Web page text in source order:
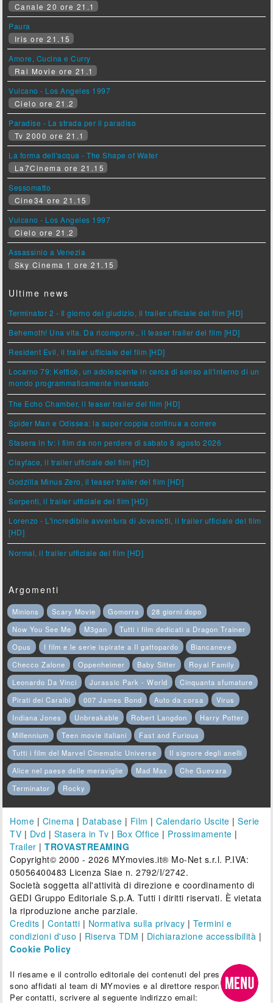
Canale 20 ore 21.1
Paura
Iris ore 21.15
Amore, Cucina e Curry
Rai Movie ore 21.1
Vulcano - Los Angeles 1997
Cielo ore 21.2
Paradise - La strada per il paradiso
Tv 2000 ore 21.1
La forma dell'acqua - The Shape of Water
La7Cinema ore 21.15
Sessomatto
Cine34 ore 21.15
Vulcano - Los Angeles 1997
Cielo ore 21.2
Assassinio a Venezia
Sky Cinema 1 ore 21.15
Ultime news
Terminator 2 - Il giorno del giudizio, il trailer ufficiale del film [HD]
Behemoth! Una vita. Da ricomporre., il teaser trailer del film [HD]
Resident Evil, il trailer ufficiale del film [HD]
Locarno 79: Ketticè, un adolescente in cerca di senso all'interno di un
mondo programmaticamente insensato
The Echo Chamber, il teaser trailer del film [HD]
Spider Man e Odissea: la super coppia continua a correre
Stasera in tv: i film da non perdere di sabato 8 agosto 2026
Clayface, il trailer ufficiale del film [HD]
Godzilla Minus Zero, il teaser trailer del film [HD]
Serpenti, il trailer ufficiale del film [HD]
Lorenzo - L'incredibile avventura di Jovanotti, il trailer ufficiale del film
[HD]
Normal, il trailer ufficiale del film [HD]
Argomenti
Minions Scary Movie Gomorra
28 giorni dopo
Now You See Me
M3gan
Tutti i film dedicati a Dragon Trainer
Opus
I film e le serie ispirate a Il gattopardo
Biancaneve
Checco Zalone
Oppenheimer Baby Sitter
Royal Family
Leonardo Da Vinci
Jurassic Park - World
Cinquanta sfumature
Pirati dei Caraibi
007 James Bond Auto da corsa
Virus
Indiana Jones
Unbreakable Robert Langdon
Harry Potter
Millennium
Teen movie italiani
Fast and Furious
Tutti i film del Marvel Cinematic Universe
Il signore degli anelli
Alice nel paese delle meraviglie
Mad Max
Che Guevara
Terminator
Rocky
Home | Cinema | Database | Film |Calendario Uscite |Serie
TV | Dvd | Stasera in Tv | Box Office | Prossimamente |
Trailer |TROVASTREAMING
Copyright© 2000 - 2026 MYmovies.it® Mo-Net s.r.l. P.IVA:
05056400483 Licenza Siae n. 2792/I/2742.
Società soggetta all'attività di direzione e coordinamento di
GEDI Gruppo Editoriale S.p.A. Tutti i diritti riservati. È vietata
la riproduzione anche parziale.
Credits |Contatti | Normativa sulla privacy | Termini e
condizioni d'uso | Riserva TDM | Dichiarazione accessibilità |
Cookie Policy
Il riesame e il controllo editoriale dei contenuti del presente sito
sono affidati al team di MYmovies e al direttore responsabile.
Per contatti, scrivere al seguente indirizzo email: